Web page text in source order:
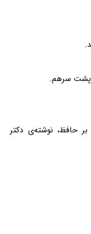
پشت سرهم.
حافظ، نوشته‌ی دکتر